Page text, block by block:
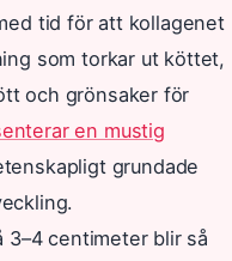
tid för att kollagenet
som torkar ut köttet,
och grönsaker för
en mustig
grundade
3–4 centimeter blir så